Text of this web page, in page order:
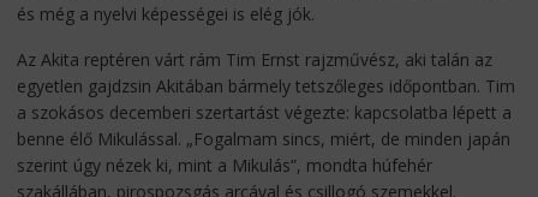
és még a nyelvi képességei is elég jók.
Az Akita reptéren várt rám Tim Ernst rajzművész, aki talán az
egyetlen gajdzsin Akitában bármely tetszőleges időpontban. Tim
a szokásos decemberi szertartást végezte: kapcsolatba lépett a
benne élő Mikulással. „Fogalmam sincs, miért, de minden japán
szerint úgy nézek ki, mint a Mikulás”, mondta húfehér
szakállában, pirospozsgás arcával és csillogó szemekkel.